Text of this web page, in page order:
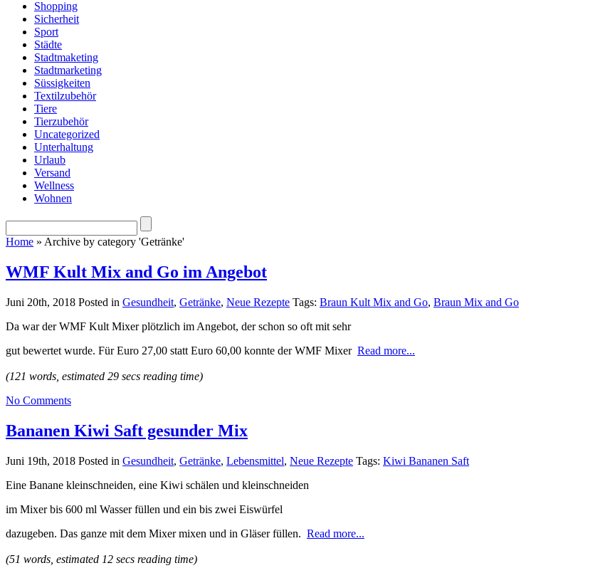
Shopping
Sicherheit
Sport
Städte
Stadtmaketing
Stadtmarketing
Süssigkeiten
Textilzubehör
Tiere
Tierzubehör
Uncategorized
Unterhaltung
Urlaub
Versand
Wellness
Wohnen
Home » Archive by category 'Getränke'
WMF Kult Mix and Go im Angebot
Juni 20th, 2018 Posted in Gesundheit, Getränke, Neue Rezepte Tags: Braun Kult Mix and Go, Braun Mix and Go
Da war der WMF Kult Mixer plötzlich im Angebot, der schon so oft mit sehr
gut bewertet wurde. Für Euro 27,00 statt Euro 60,00 konnte der WMF Mixer Read more...
(121 words, estimated 29 secs reading time)
No Comments
Bananen Kiwi Saft gesunder Mix
Juni 19th, 2018 Posted in Gesundheit, Getränke, Lebensmittel, Neue Rezepte Tags: Kiwi Bananen Saft
Eine Banane kleinschneiden, eine Kiwi schälen und kleinschneiden
im Mixer bis 600 ml Wasser füllen und ein bis zwei Eiswürfel
dazugeben. Das ganze mit dem Mixer mixen und in Gläser füllen. Read more...
(51 words, estimated 12 secs reading time)